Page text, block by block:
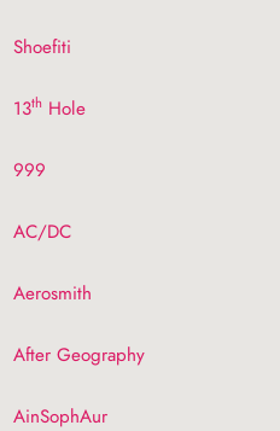
Shoefiti
13th Hole
999
AC/DC
Aerosmith
After Geography
AinSophAur